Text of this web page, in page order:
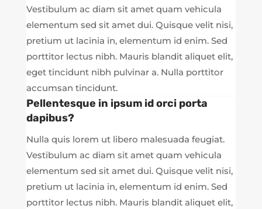
Vestibulum ac diam sit amet quam vehicula
elementum sed sit amet dui. Quisque velit nisi,
pretium ut lacinia in, elementum id enim. Sed
porttitor lectus nibh. Mauris blandit aliquet elit,
eget tincidunt nibh pulvinar a. Nulla porttitor
accumsan tincidunt.
Pellentesque in ipsum id orci porta
dapibus?
Nulla quis lorem ut libero malesuada feugiat.
Vestibulum ac diam sit amet quam vehicula
elementum sed sit amet dui. Quisque velit nisi,
pretium ut lacinia in, elementum id enim. Sed
porttitor lectus nibh. Mauris blandit aliquet elit,